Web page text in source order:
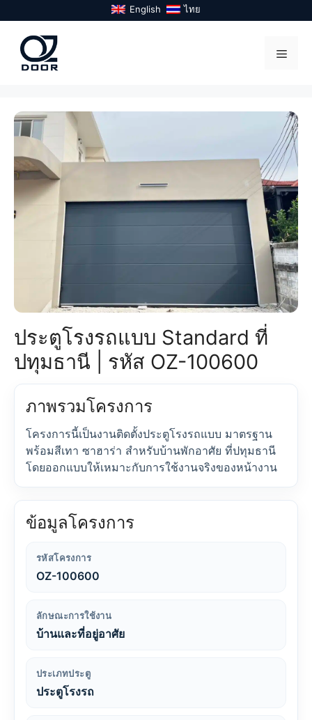
to
content
English ไทย
ประตูโรงรถแบบ Standard ที่
ปทุมธานี | รหัส OZ-100600
ภาพรวมโครงการ
โครงการนี้เป็นงานติดตั้งประตูโรงรถแบบ มาตรฐาน
พร้อมสีเทา ซาฮาร่า สำหรับบ้านพักอาศัย ที่ปทุมธานี
โดยออกแบบให้เหมาะกับการใช้งานจริงของหน้างาน
ข้อมูลโครงการ
รหัสโครงการ
OZ-100600
ลักษณะการใช้งาน
บ้านและที่อยู่อาศัย
ประเภทประตู
ประตูโรงรถ